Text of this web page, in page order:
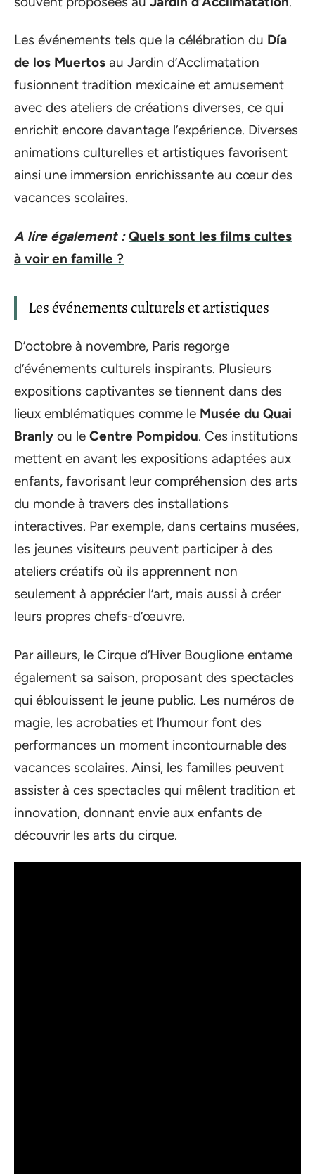
Les événements tels que la célébration du Día
de los Muertos au Jardin d’Acclimatation
fusionnent tradition mexicaine et amusement
avec des ateliers de créations diverses, ce qui
enrichit encore davantage l’expérience. Diverses
animations culturelles et artistiques favorisent
ainsi une immersion enrichissante au cœur des
vacances scolaires.
A lire également : Quels sont les films cultes
à voir en famille ?
Les événements culturels et artistiques
D’octobre à novembre, Paris regorge
d’événements culturels inspirants. Plusieurs
expositions captivantes se tiennent dans des
lieux emblématiques comme le Musée du Quai
Branly ou le Centre Pompidou. Ces institutions
mettent en avant les expositions adaptées aux
enfants, favorisant leur compréhension des arts
du monde à travers des installations
interactives. Par exemple, dans certains musées,
les jeunes visiteurs peuvent participer à des
ateliers créatifs où ils apprennent non
seulement à apprécier l’art, mais aussi à créer
leurs propres chefs-d’œuvre.
Par ailleurs, le Cirque d’Hiver Bouglione entame
également sa saison, proposant des spectacles
qui éblouissent le jeune public. Les numéros de
magie, les acrobaties et l’humour font des
performances un moment incontournable des
vacances scolaires. Ainsi, les familles peuvent
assister à ces spectacles qui mêlent tradition et
innovation, donnant envie aux enfants de
découvrir les arts du cirque.